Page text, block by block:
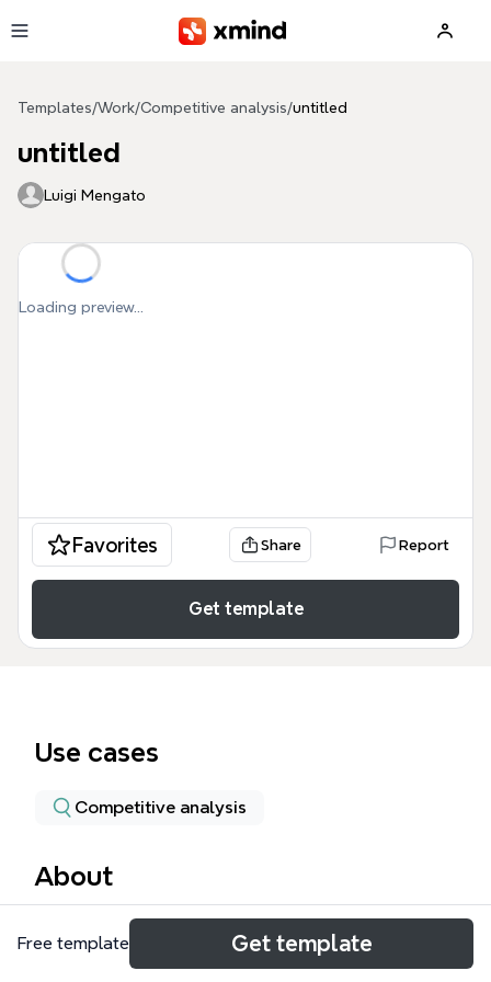
Templates/Work/Competitive analysis/untitled
untitled
Luigi Mengato
Loading preview...
Favorites Share Report
Get template
Use cases
Competitive analysis
About
Questa mappa mentale XMind, intitolata
'Recensione XMind', analizza le caratteristiche
Free template Get template